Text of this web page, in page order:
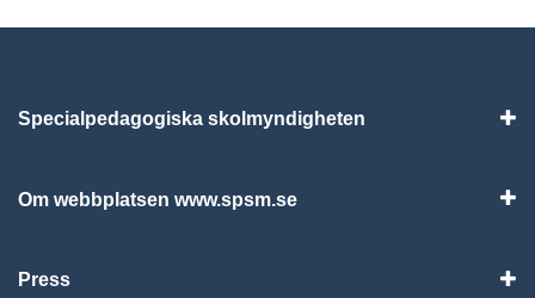
Specialpedagogiska skolmyndigheten
Om webbplatsen www.spsm.se
Press